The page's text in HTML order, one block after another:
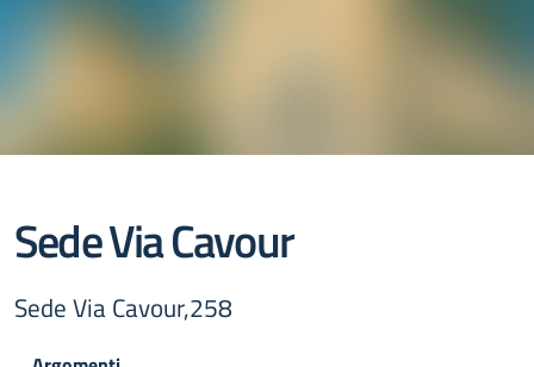
Sede Via Cavour
Sede Via Cavour,258